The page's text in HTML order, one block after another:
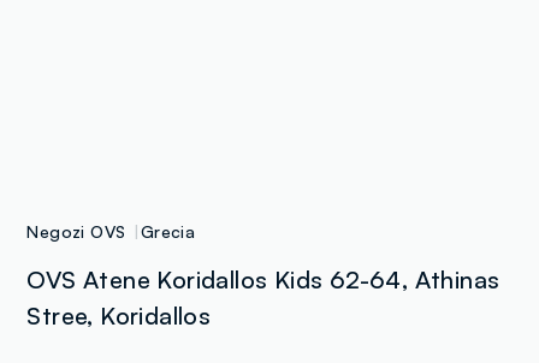
Negozi OVS Grecia
OVS Atene Koridallos Kids 62-64, Athinas
Stree, Koridallos